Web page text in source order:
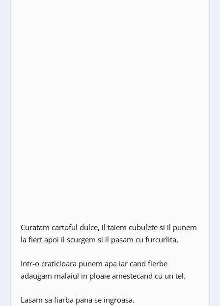
Curatam cartoful dulce, il taiem cubulete si il punem
la fiert apoi il scurgem si il pasam cu furcurlita.
Intr-o craticioara punem apa iar cand fierbe
adaugam malaiul in ploaie amestecand cu un tel.
Lasam sa fiarba pana se ingroasa.